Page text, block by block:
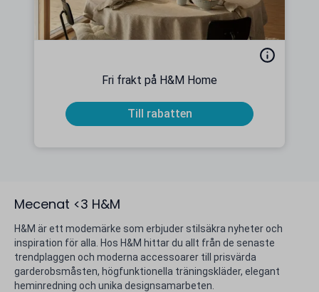
Fri frakt på H&M Home
Till rabatten
Mecenat <3 H&M
H&M är ett modemärke som erbjuder stilsäkra nyheter och
inspiration för alla. Hos H&M hittar du allt från de senaste
trendplaggen och moderna accessoarer till prisvärda
garderobsmåsten, högfunktionella träningskläder, elegant
heminredning och unika designsamarbeten.